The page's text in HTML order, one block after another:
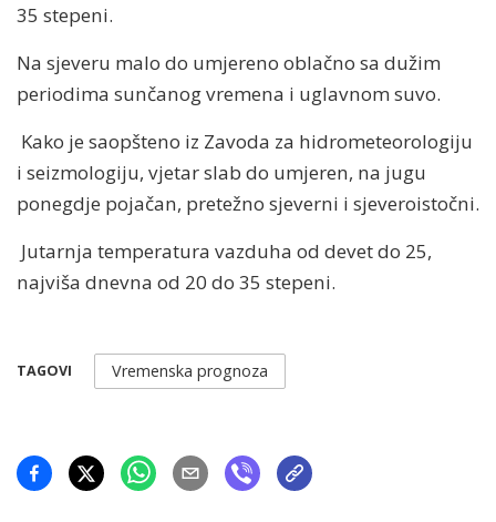
35 stepeni.
Na sjeveru malo do umjereno oblačno sa dužim
periodima sunčanog vremena i uglavnom suvo.
Kako je saopšteno iz Zavoda za hidrometeorologiju
i seizmologiju, vjetar slab do umjeren, na jugu
ponegdje pojačan, pretežno sjeverni i sjeveroistočni.
Jutarnja temperatura vazduha od devet do 25,
najviša dnevna od 20 do 35 stepeni.
TAGOVI Vremenska prognoza